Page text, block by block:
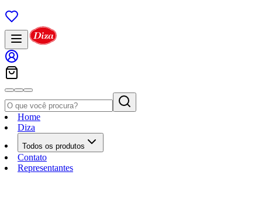
Home
Diza
Todos os produtos
Contato
Representantes